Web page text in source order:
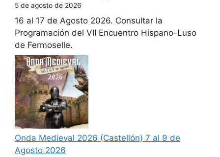
5 de agosto de 2026
16 al 17 de Agosto 2026. Consultar la
Programación del VII Encuentro Hispano-Luso
de Fermoselle.
Onda Medieval 2026 (Castellón) 7 al 9 de
Agosto 2026